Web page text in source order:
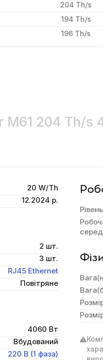
204 Th/s
194 Th/s
196 Th/s
204 Th/s
20 W/Th
12.2024 р.
2 шт.
3 шт.
RJ45 Ethernet
Повітряне
4060 Вт
Вбудований
220 В (1 фаза)